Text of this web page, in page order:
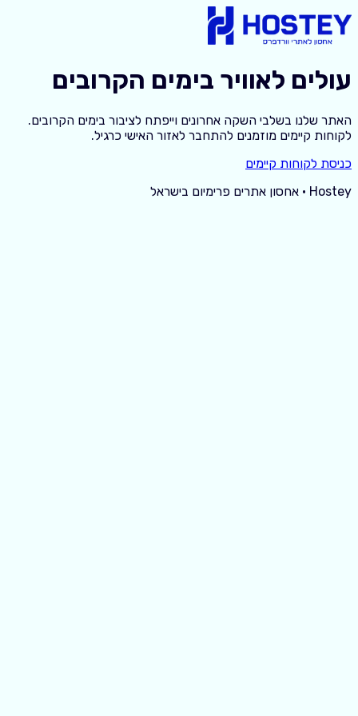
עולים לאוויר בימים הקרובים
האתר שלנו בשלבי השקה אחרונים וייפתח לציבור בימים הקרובים.
לקוחות קיימים מוזמנים להתחבר לאזור האישי כרגיל.
כניסת לקוחות קיימים
Hostey · אחסון אתרים פרימיום בישראל